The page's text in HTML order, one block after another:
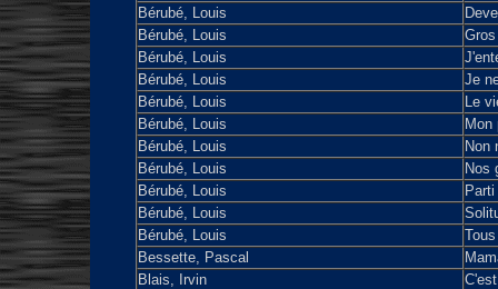
Bérubé, Louis
Bérubé, Louis
Bérubé, Louis
Bérubé, Louis
Je
Bérubé, Louis
Le
Bérubé, Louis
Mon
Bérubé, Louis
Non
Bérubé, Louis
Nos
Bérubé, Louis
Bérubé, Louis
Bérubé, Louis
Bessette, Pascal
Blais, Irvin